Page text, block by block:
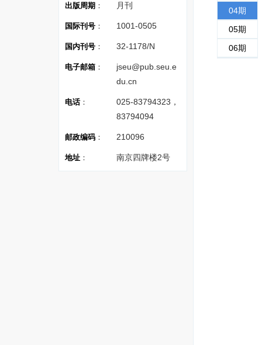
出版周期 ： 月刊
国际刊号 ： 1001-0505
国内刊号 ： 32-1178/N
电子邮箱 ：
jseu@pub.seu.e
du.cn
电话 ：
025-83794323，
83794094
邮政编码 ： 210096
地址 ： 南京四牌楼2号
04期
05期
06期